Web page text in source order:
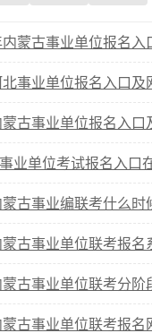
格复审
试补录
年真题
蒙古事业单位报名入
事业单位报名入口及
古事业单位报名入口
业单位考试报名入口
古事业编联考什么时
古事业单位联考报名
古事业单位联考分
古事业单位联考报名